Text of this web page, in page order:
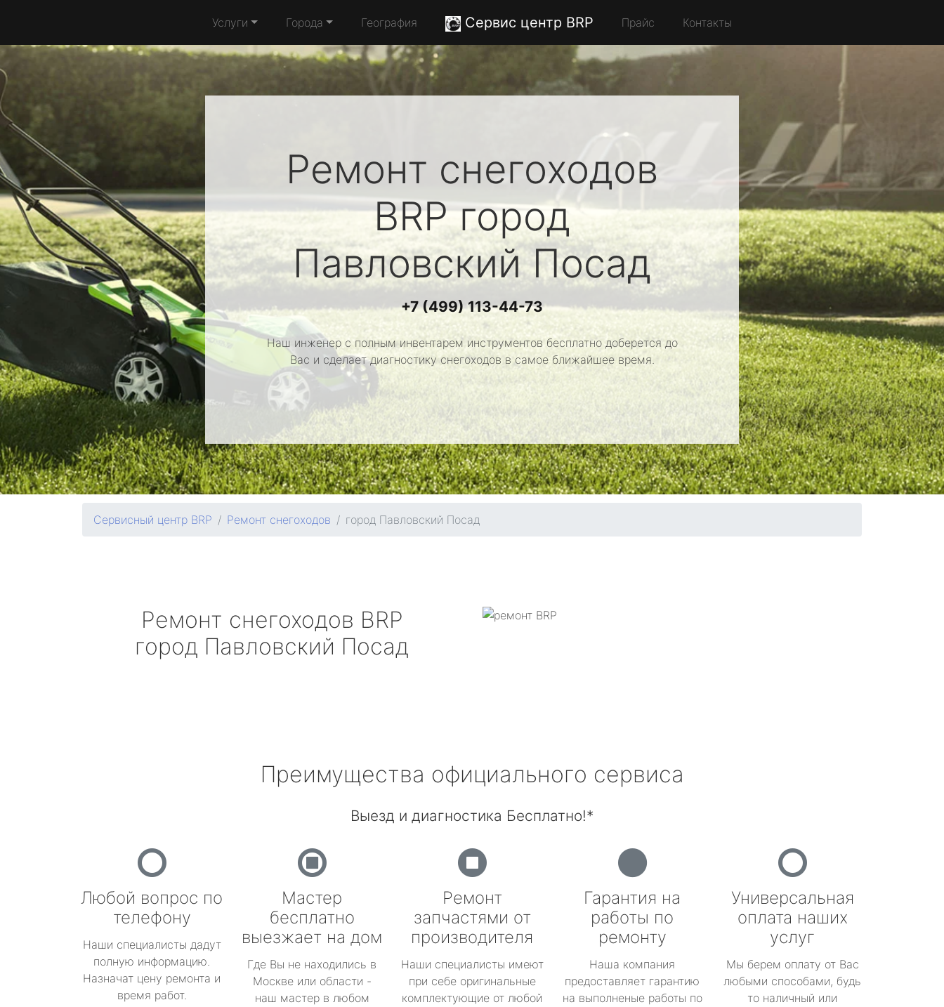
Услуги Города География Сервис центр BRP Прайс Контакты
Ремонт снегоходов
BRPгород
Павловский Посад
+7 (499) 113-44-73
Наш инженер с полным инвентарем инструментов бесплатно доберется до
Вас и сделает диагностику снегоходов в самое ближайшее время.
Сервисный центр BRP Ремонт снегоходов город Павловский Посад
Ремонт снегоходов BRP
город Павловский Посад
Преимущества официального сервиса
Выезд и диагностика Бесплатно!*
Любой вопрос по
телефону
Наши специалисты дадут
полную информацию.
Назначат цену ремонта и
время работ.
Мастер
бесплатно
выезжает на дом
Где Вы не находились в
Москве или области -
наш мастер в любом
Ремонт
запчастями от
производителя
Наши специалисты имеют
при себе оригинальные
комплектующие от любой
Гарантия на
работы по
ремонту
Наша компания
предоставляет гарантию
на выполненые работы по
Универсальная
оплата наших
услуг
Мы берем оплату от Вас
любыми способами, будь
то наличный или